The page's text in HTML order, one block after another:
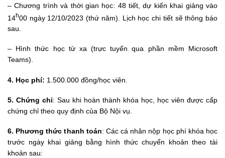
– Chương trình và thời gian học: 48 tiết, dự kiến khai giảng vào
14h00 ngày 12/10/2023 (thứ năm). Lịch học chi tiết sẽ thông báo
sau.
– Hình thức học từ xa (trực tuyến qua phần mềm Microsoft
Teams).
4. Học phí: 1.500.000 đồng/học viên.
5. Chứng chỉ: Sau khi hoàn thành khóa học, học viên được cấp
chứng chỉ theo quy định của Bộ Nội vụ.
6. Phương thức thanh toán: Các cá nhân nộp học phí khóa học
trước ngày khai giảng bằng hình thức chuyển khoản theo tài
khoản sau: